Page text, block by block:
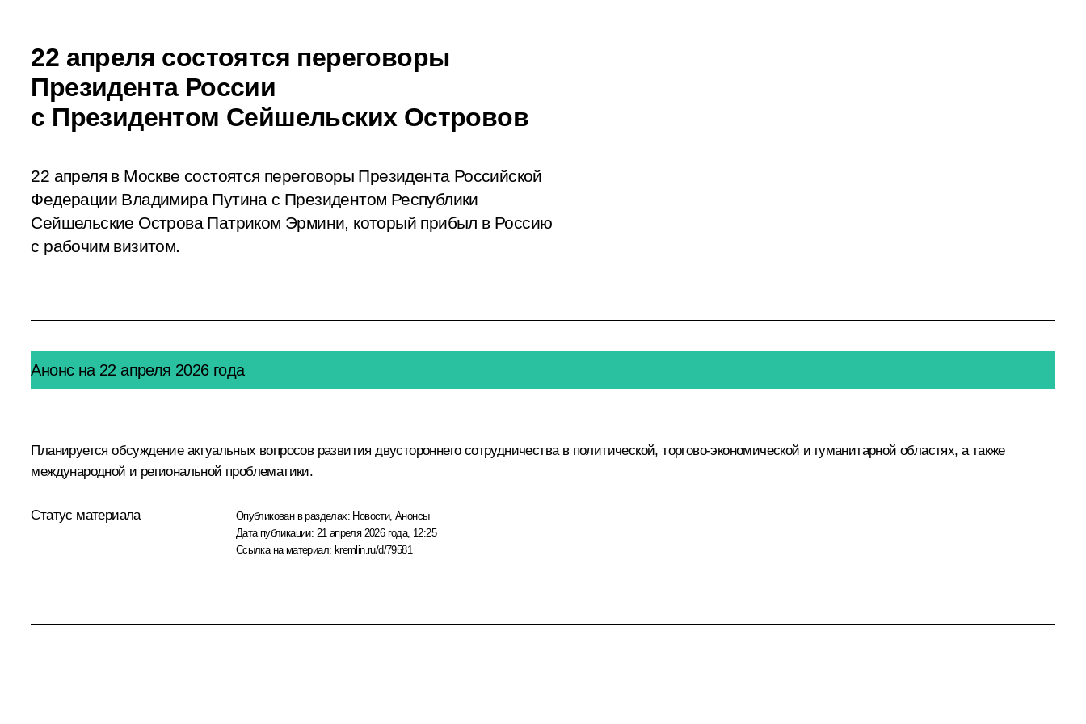
22 апреля состоятся переговоры
Президента России
с Президентом Сейшельских Островов
22 апреля в Москве состоятся переговоры Президента Российской
Федерации Владимира Путина с Президентом Республики
Сейшельские Острова Патриком Эрмини, который прибыл в Россию
с рабочим визитом.
Анонс на 22 апреля 2026 года
Планируется обсуждение актуальных вопросов развития двустороннего сотрудничества в политической, торгово-экономической и гуманитарной областях, а также
международной и региональной проблематики.
Статус материала Опубликован в разделах: Новости,Анонсы
Дата публикации: 21 апреля 2026 года, 12:25
Ссылка на материал: kremlin.ru/d/79581